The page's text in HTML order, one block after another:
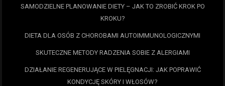
SAMODZIELNE PLANOWANIE DIETY – JAK TO ZROBIĆ KROK PO
KROKU?
DIETA DLA OSÓB Z CHOROBAMI AUTOIMMUNOLOGICZNYMI
SKUTECZNE METODY RADZENIA SOBIE Z ALERGIAMI
DZIAŁANIE REGENERUJĄCE W PIELĘGNACJI: JAK POPRAWIĆ
KONDYCJĘ SKÓRY I WŁOSÓW?